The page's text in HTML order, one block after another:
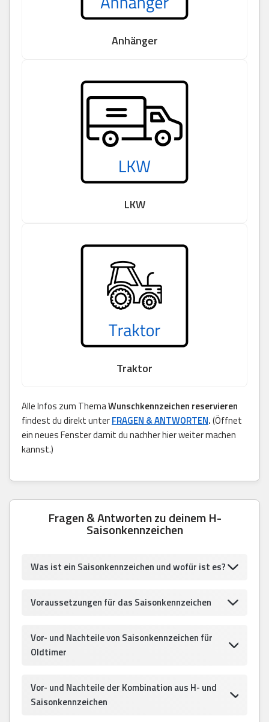
Anhänger
LKW
Traktor
Alle Infos zum ThemaWunschkennzeichen reservieren
findest du direkt unterFRAGEN & ANTWORTEN.(Öffnet
ein neues Fenster damit du nachher hier weiter machen
kannst.)
Fragen & Antworten zu deinem H-
Saisonkennzeichen
Was ist ein Saisonkennzeichen und wofür ist es?
Voraussetzungen für das Saisonkennzeichen
Vor- und Nachteile von Saisonkennzeichen für
Oldtimer
Vor- und Nachteile der Kombination aus H- und
Saisonkennzeichen